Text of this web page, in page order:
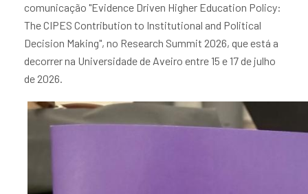
comunicação "Evidence Driven Higher Education Policy:
The CIPES Contribution to Institutional and Political
Decision Making", no Research Summit 2026, que está a
decorrer na Universidade de Aveiro entre 15 e 17 de julho
de 2026.